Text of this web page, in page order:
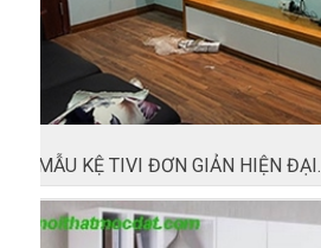
MẪU KỆ TIVI ĐƠN GIẢN HIỆN ĐẠI.